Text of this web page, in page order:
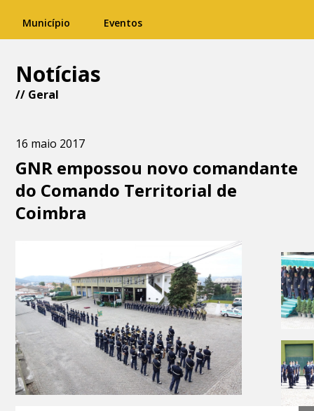
Município Eventos
Notícias
// Geral
16 maio 2017
GNR empossou novo comandante
do Comando Territorial de
Coimbra